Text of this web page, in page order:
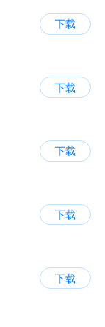
下载
下载
下载
下载
下载